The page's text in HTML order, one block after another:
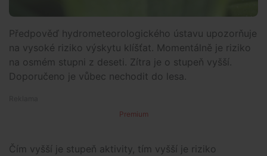
Předpověď hydrometeorologického ústavu upozorňuje
na vysoké riziko výskytu klíšťat. Momentálně je riziko
na osmém stupni z deseti. Zítra je o stupeň vyšší.
Doporučeno je vůbec nechodit do lesa.
Premium
Čím vyšší je stupeň aktivity, tím vyšší je riziko